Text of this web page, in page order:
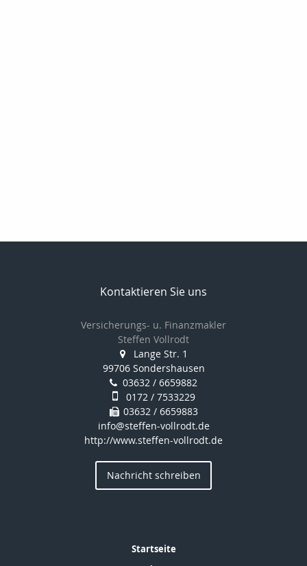
Kontaktieren Sie uns
Versicherungs- u. Finanzmakler
Steffen Vollrodt
Lange Str. 1
99706 Sondershausen
03632 / 6659882
0172 / 7533229
03632 / 6659883
info@steffen-vollrodt.de
http://www.steffen-vollrodt.de
Nachricht schreiben
Startseite